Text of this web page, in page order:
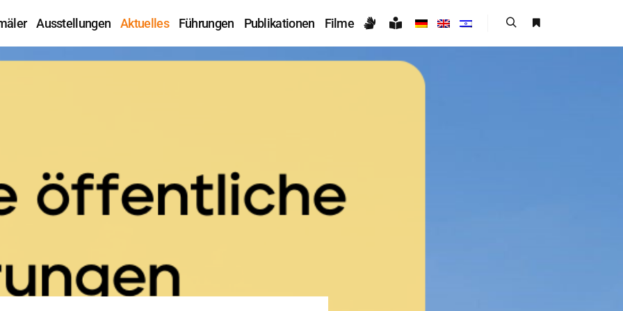
Ausstellungen Aktuelles Führungen Publikationen Filme